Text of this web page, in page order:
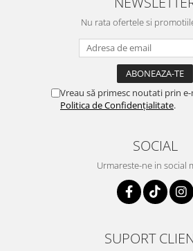
Nu rata ofertele si
Vreau să primesc noutati prin
Politica de Confidențialitate.
SOCIAL
Urmareste-ne in social
SUPORT